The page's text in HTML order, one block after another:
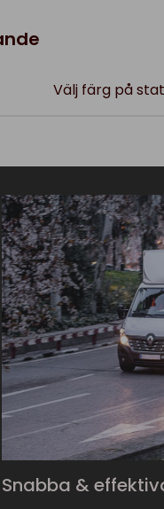
Välj färg på
Snabba &